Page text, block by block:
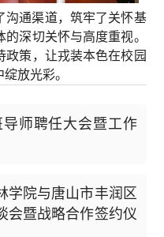
沟通渠道，筑牢了关怀基
深切关怀与高度重视。
策，让戎装本色在校园
放光彩。
导师聘任大会暨工作
学院与唐山市丰润区
会暨战略合作签约仪